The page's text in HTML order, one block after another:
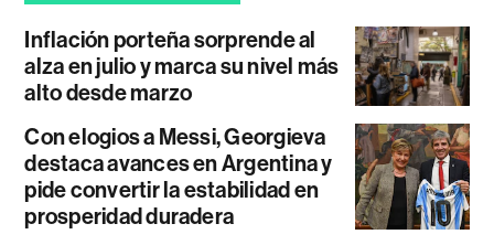
Inflación porteña sorprende al
alza en julio y marca su nivel más
alto desde marzo
Con elogios a Messi, Georgieva
destaca avances en Argentina y
pide convertir la estabilidad en
prosperidad duradera